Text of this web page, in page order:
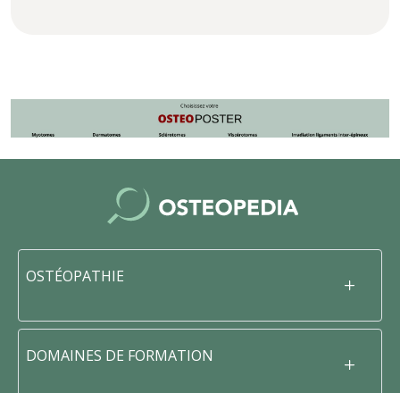
OSTÉOPATHIE
DOMAINES DE FORMATION